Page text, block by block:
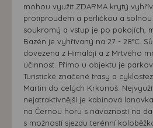
mohou využít ZDARMA krytý
protiproudem a perličkou a solnou
soukromý a vstup je po pokojích,
Bazén je vyhřívaný na 27 - 28°C.
dovezena z Himalájí a z Mrtvého
účinnost. Přímo u objektu je
Turistické značené trasy a
Martin do celých Krkonoš.
nejatraktivnější je kabinová
na Černou horu s návazností na
s možností sjezdu terénní